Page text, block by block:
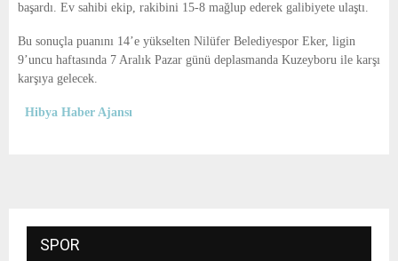
başardı. Ev sahibi ekip, rakibini 15-8 mağlup ederek galibiyete ulaştı.
Bu sonuçla puanını 14’e yükselten Nilüfer Belediyespor Eker, ligin
9’uncu haftasında 7 Aralık Pazar günü deplasmanda Kuzeyboru ile karşı
karşıya gelecek.
Hibya Haber Ajansı
SPOR